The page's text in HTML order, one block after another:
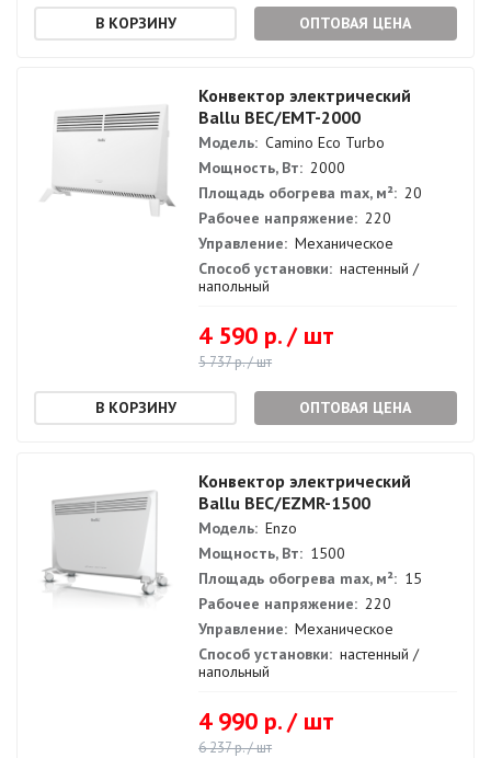
ОПТОВАЯ ЦЕНА
Конвектор электрический
Ballu BEC/EMT-2000
Модель: Camino Eco Turbo
Мощность, Вт: 2000
Площадь обогрева max, м²: 20
Рабочее напряжение: 220
Управление: Механическое
Способ установки: настенный /
напольный
4 590 р. / шт
5 737 р. / шт
ОПТОВАЯ ЦЕНА
Конвектор электрический
Ballu BEC/EZMR-1500
Модель: Enzo
Мощность, Вт: 1500
Площадь обогрева max, м²: 15
Рабочее напряжение: 220
Управление: Механическое
Способ установки: настенный /
напольный
4 990 р. / шт
6 237 р. / шт